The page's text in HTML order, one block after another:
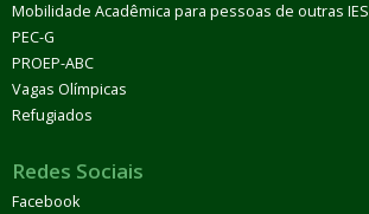
Mobilidade Acadêmica para pessoas de outras IES
PEC-G
PROEP-ABC
Vagas Olímpicas
Refugiados
Redes Sociais
Facebook